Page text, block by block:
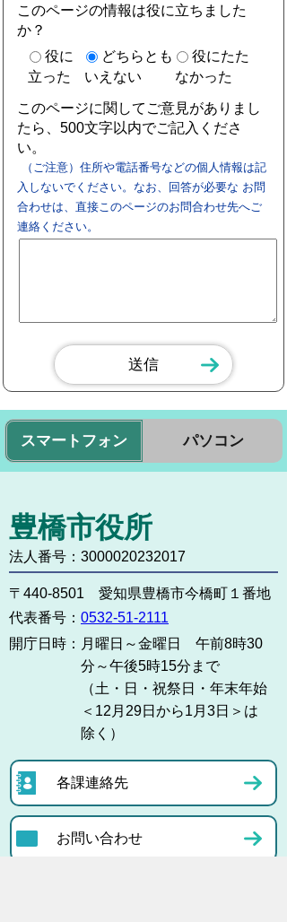
このページの情報は役に立ちました
か？
役に
立った
どちらとも
いえない
役にたた
なかった
このページに関してご意見がありまし
たら、500文字以内でご記入くださ
い。
（ご注意）住所や電話番号などの個人情報は記
入しないでください。なお、回答が必要な お問
合わせは、直接このページのお問合わせ先へご
連絡ください。
スマートフォン パソコン
豊橋市役所
法人番号：3000020232017
〒440-8501 愛知県豊橋市今橋町１番地
代表番号： 0532-51-2111
開庁日時： 月曜日～金曜日 午前8時30
分～午後5時15分まで
（土・日・祝祭日・年末年始
＜12月29日から1月3日＞は
除く）
各課連絡先
お問い合わせ